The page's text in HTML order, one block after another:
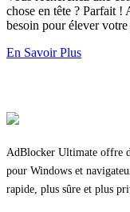
chose en tête ? Parfait
besoin pour élever
En Savoir Plus
AdBlocker Ultimate offre
pour Windows et
rapide, plus sûre et plus